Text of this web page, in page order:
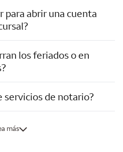
para abrir una cuenta
los feriados o en
servicios de notario?
más